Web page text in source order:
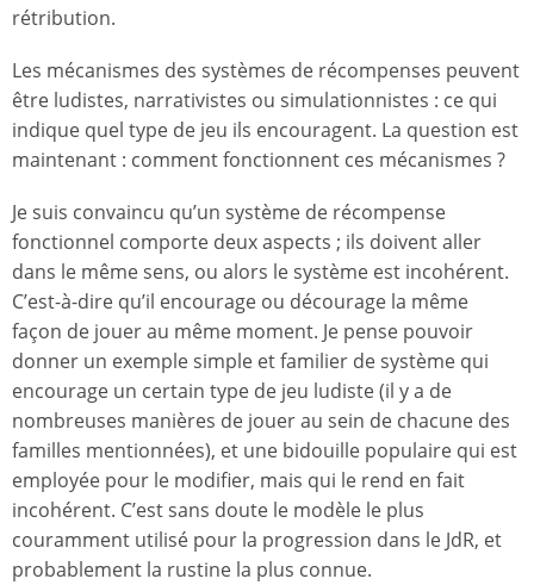
rétribution.
Les mécanismes des systèmes de récompenses peuvent
être ludistes, narrativistes ou simulationnistes : ce qui
indique quel type de jeu ils encouragent. La question est
maintenant : comment fonctionnent ces mécanismes ?
Je suis convaincu qu’un système de récompense
fonctionnel comporte deux aspects ; ils doivent aller
dans le même sens, ou alors le système est incohérent.
C’est-à-dire qu’il encourage ou décourage la même
façon de jouer au même moment. Je pense pouvoir
donner un exemple simple et familier de système qui
encourage un certain type de jeu ludiste (il y a de
nombreuses manières de jouer au sein de chacune des
familles mentionnées), et une bidouille populaire qui est
employée pour le modifier, mais qui le rend en fait
incohérent. C’est sans doute le modèle le plus
couramment utilisé pour la progression dans le JdR, et
probablement la rustine la plus connue.